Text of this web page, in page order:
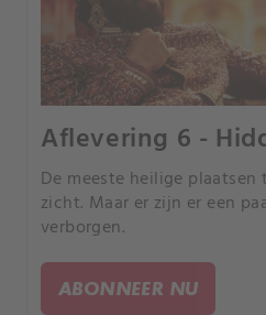
Aflevering 6 -
De meeste heilige
zicht. Maar er zijn er een
verborgen.
ABONNEER NU